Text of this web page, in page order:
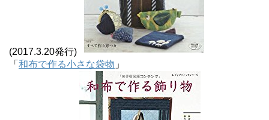
(2017.3.20発行)
「 和布で作る小さな袋物 」